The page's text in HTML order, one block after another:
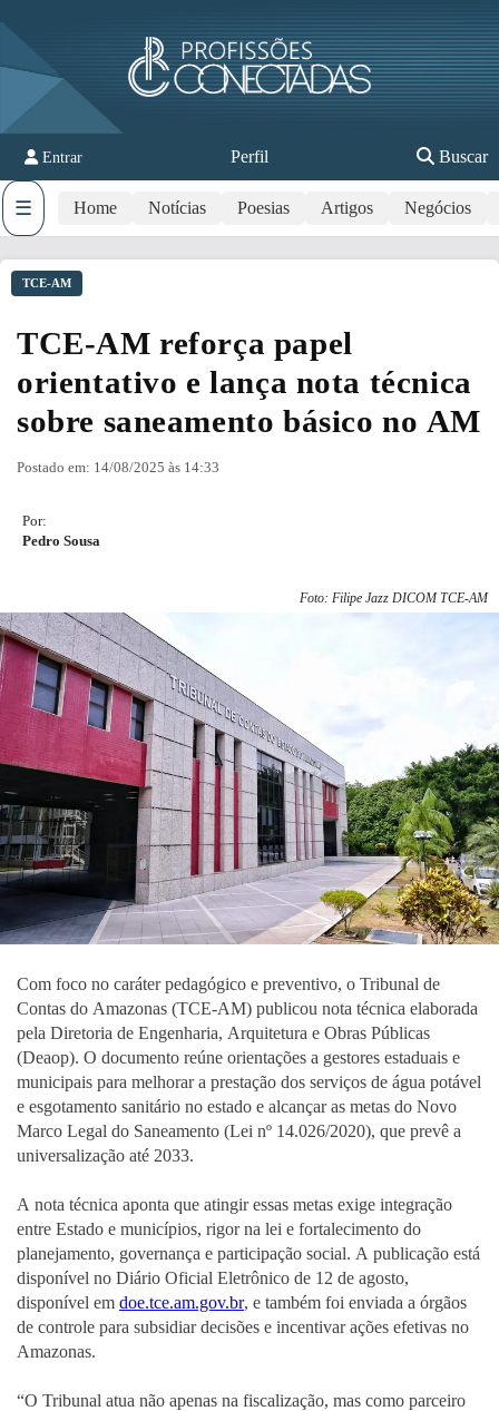
Entrar Perfil Buscar
☰ Home Notícias Poesias Artigos Negócios
TCE-AM
TCE-AM reforça papel
orientativo e lança nota técnica
sobre saneamento básico no AM
Postado em: 14/08/2025 às 14:33
Por:
Pedro Sousa
Foto: Filipe Jazz DICOM TCE-AM
Com foco no caráter pedagógico e preventivo, o Tribunal de
Contas do Amazonas (TCE-AM) publicou nota técnica elaborada
pela Diretoria de Engenharia, Arquitetura e Obras Públicas
(Deaop). O documento reúne orientações a gestores estaduais e
municipais para melhorar a prestação dos serviços de água potável
e esgotamento sanitário no estado e alcançar as metas do Novo
Marco Legal do Saneamento (Lei nº 14.026/2020), que prevê a
universalização até 2033.
A nota técnica aponta que atingir essas metas exige integração
entre Estado e municípios, rigor na lei e fortalecimento do
planejamento, governança e participação social. A publicação está
disponível no Diário Oficial Eletrônico de 12 de agosto,
disponível em doe.tce.am.gov.br, e também foi enviada a órgãos
de controle para subsidiar decisões e incentivar ações efetivas no
Amazonas.
“O Tribunal atua não apenas na fiscalização, mas como parceiro